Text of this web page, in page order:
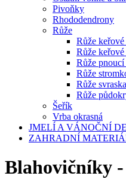
Pivoňky
Rhododendrony
Růže
Růže
Růže
Růže
Růže
Růže
Růže
Šeřík
Vrba okrasná
JMELÍ A VÁNOČNÍ
ZAHRADNÍ
Blahovičníky